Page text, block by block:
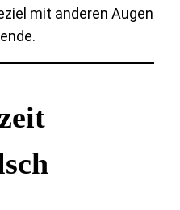
mit anderen Augen